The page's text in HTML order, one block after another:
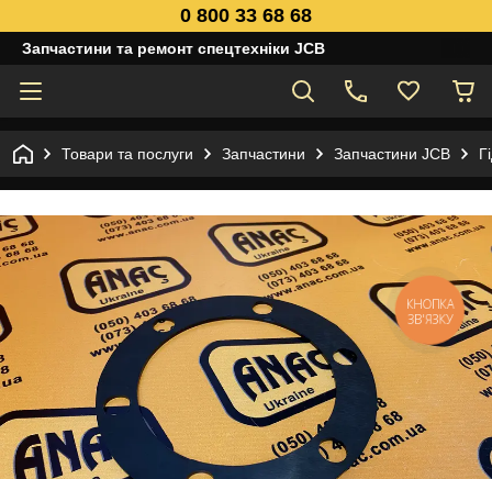
0 800 33 68 68
Запчастини та ремонт спецтехніки JCB
Товари та послуги Запчастини Запчастини JCB
КНОПКА
ЗВ'ЯЗКУ